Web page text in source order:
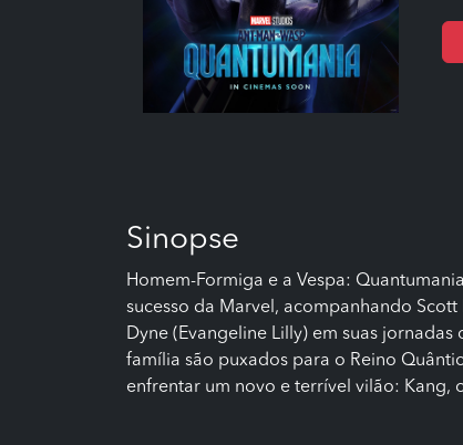
Sinopse
Homem-Formiga e a Vespa:
sucesso da Marvel, acompanhando Scott
Dyne (Evangeline Lilly) em suas
família são puxados para o Reino
enfrentar um novo e terrível vilão: Kang,